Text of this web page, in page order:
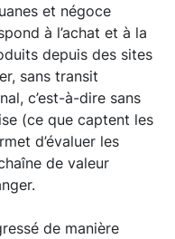
et négoce
à l’achat et à la
depuis des sites
sans transit
c’est-à-dire sans
(ce que captent les
d’évaluer les
de valeur
de manière